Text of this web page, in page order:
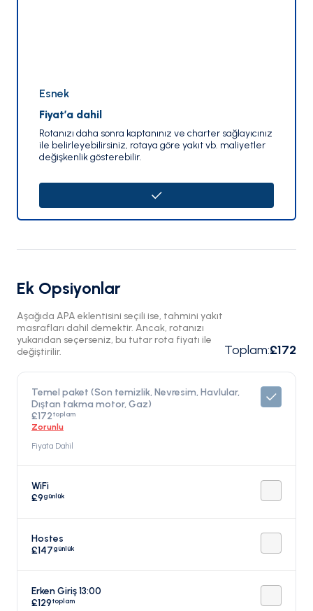
Esnek
Fiyat’a dahil
Rotanızı daha sonra kaptanınız ve charter sağlayıcınız
ile belirleyebilirsiniz, rotaya göre yakıt vb. maliyetler
değişkenlik gösterebilir.
Ek Opsiyonlar
Aşağıda APA eklentisini seçili ise, tahmini yakıt
masrafları dahil demektir. Ancak, rotanızı
yukarıdan seçerseniz, bu tutar rota fiyatı ile
değiştirilir.
Toplam:£172
Temel paket (Son temizlik, Nevresim, Havlular,
Dıştan takma motor, Gaz)
£172toplam
Zorunlu
Fiyata Dahil
WiFi
£9günlük
Hostes
£147günlük
Erken Giriş 13:00
£129toplam